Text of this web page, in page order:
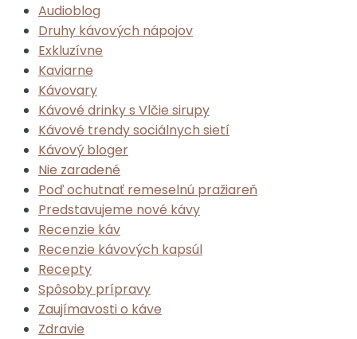
Audioblog
Druhy kávových nápojov
Exkluzívne
Kaviarne
Kávovary
Kávové drinky s Vlčie sirupy
Kávové trendy sociálnych sietí
Kávový bloger
Nie zaradené
Poď ochutnať remeselnú pražiareň
Predstavujeme nové kávy
Recenzie káv
Recenzie kávových kapsúl
Recepty
Spôsoby prípravy
Zaujímavosti o káve
Zdravie